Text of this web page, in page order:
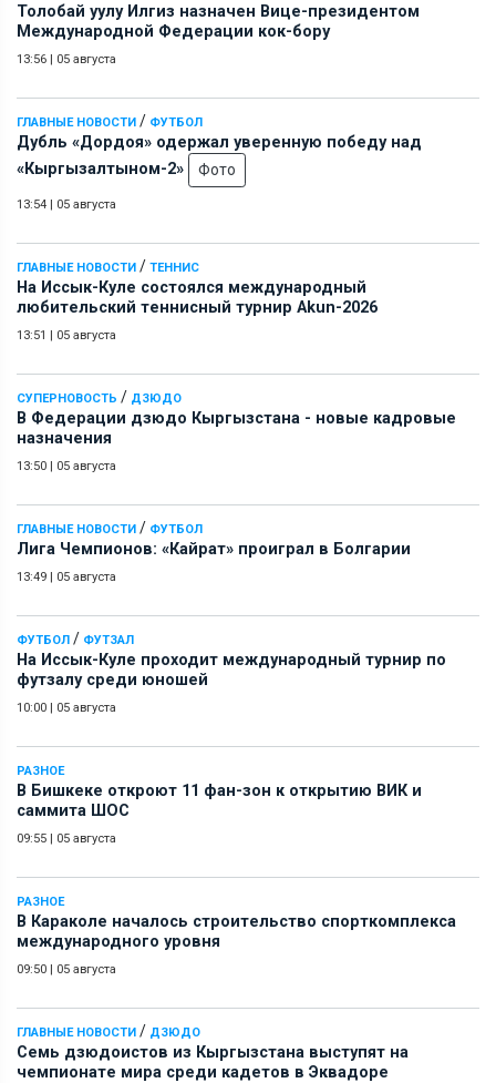
Толобай уулу Илгиз назначен Вице-президентом
Международной Федерации кок-бору
13:56 | 05 августа
ГЛАВНЫЕ НОВОСТИ / ФУТБОЛ
Дубль «Дордоя» одержал уверенную победу над
«Кыргызалтыном-2»
Фото
13:54 | 05 августа
ГЛАВНЫЕ НОВОСТИ / ТЕННИС
На Иссык-Куле состоялся международный
любительский теннисный турнир Akun-2026
13:51 | 05 августа
СУПЕРНОВОСТЬ / ДЗЮДО
В Федерации дзюдо Кыргызстана - новые кадровые
назначения
13:50 | 05 августа
ГЛАВНЫЕ НОВОСТИ / ФУТБОЛ
Лига Чемпионов: «Кайрат» проиграл в Болгарии
13:49 | 05 августа
ФУТБОЛ / ФУТЗАЛ
На Иссык-Куле проходит международный турнир по
футзалу среди юношей
10:00 | 05 августа
РАЗНОЕ
В Бишкеке откроют 11 фан-зон к открытию ВИК и
саммита ШОС
09:55 | 05 августа
РАЗНОЕ
В Караколе началось строительство спорткомплекса
международного уровня
09:50 | 05 августа
ГЛАВНЫЕ НОВОСТИ / ДЗЮДО
Семь дзюдоистов из Кыргызстана выступят на
чемпионате мира среди кадетов в Эквадоре